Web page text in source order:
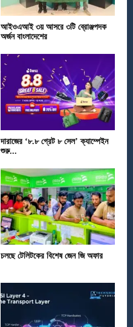
আইওএআই ৩য় আসরে ৩টি ব্রোঞ্জপদক
অর্জন বাংলাদেশের
দারাজের ‘৮.৮ গ্রেট ৮ সেল’ ক্যাম্পেইন
শুরু...
চলছে টেলিটকের বিশেষ জেন জি অফার